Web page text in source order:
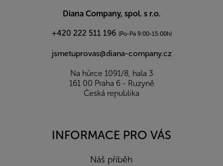
Diana Company, spol. s r.o.
+420 222 511 196 (Po-Pá 9:00-15:00h)
jsmetuprovas@diana-company.cz
Na hůrce 1091/8, hala 3
161 00 Praha 6 - Ruzyně
Česká republika
INFORMACE PRO VÁS
Náš příběh